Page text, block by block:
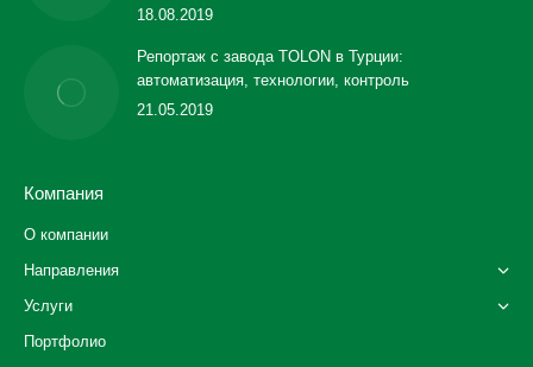
18.08.2019
Репортаж с завода TOLON в Турции:
автоматизация, технологии, контроль
21.05.2019
Компания
О компании
Направления
Услуги
Портфолио